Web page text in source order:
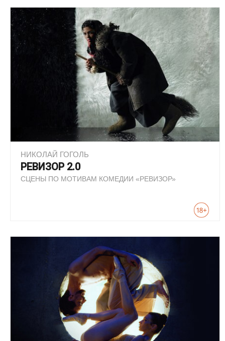
НИКОЛАЙ ГОГОЛЬ
РЕВИЗОР 2.0
СЦЕНЫ ПО МОТИВАМ КОМЕДИИ «РЕВИЗОР»